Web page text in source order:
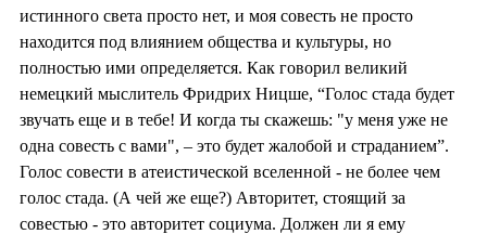
истинного света просто нет, и моя совесть не просто
находится под влиянием общества и культуры, но
полностью ими определяется. Как говорил великий
немецкий мыслитель Фридрих Ницше, “Голос стада будет
звучать еще и в тебе! И когда ты скажешь: "у меня уже не
одна совесть с вами", – это будет жалобой и страданием”.
Голос совести в атеистической вселенной - не более чем
голос стада. (А чей же еще?) Авторитет, стоящий за
совестью - это авторитет социума. Должен ли я ему